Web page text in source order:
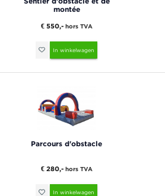
montée
€ 550,- hors TVA
In winkelwagen
Parcours d'obstacle
€ 280,- hors TVA
In winkelwagen